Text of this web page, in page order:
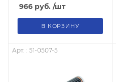
966 руб. /шт
В КОРЗИНУ
Арт. : 51-0507-5